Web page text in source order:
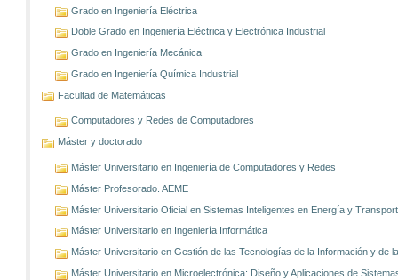
Grado en Ingeniería Eléctrica
Doble Grado en Ingeniería Eléctrica y Electrónica Industrial
Grado en Ingeniería Mecánica
Grado en Ingeniería Química Industrial
Facultad de Matemáticas
Computadores y Redes de Computadores
Máster y doctorado
Máster Universitario en Ingeniería de Computadores y Redes
Máster Profesorado. AEME
Máster Universitario Oficial en Sistemas Inteligentes en Energía y
Máster Universitario en Ingeniería Informática
Máster Universitario en Gestión de las Tecnologías de la Información y de
Máster Universitario en Microelectrónica: Diseño y Aplicaciones de